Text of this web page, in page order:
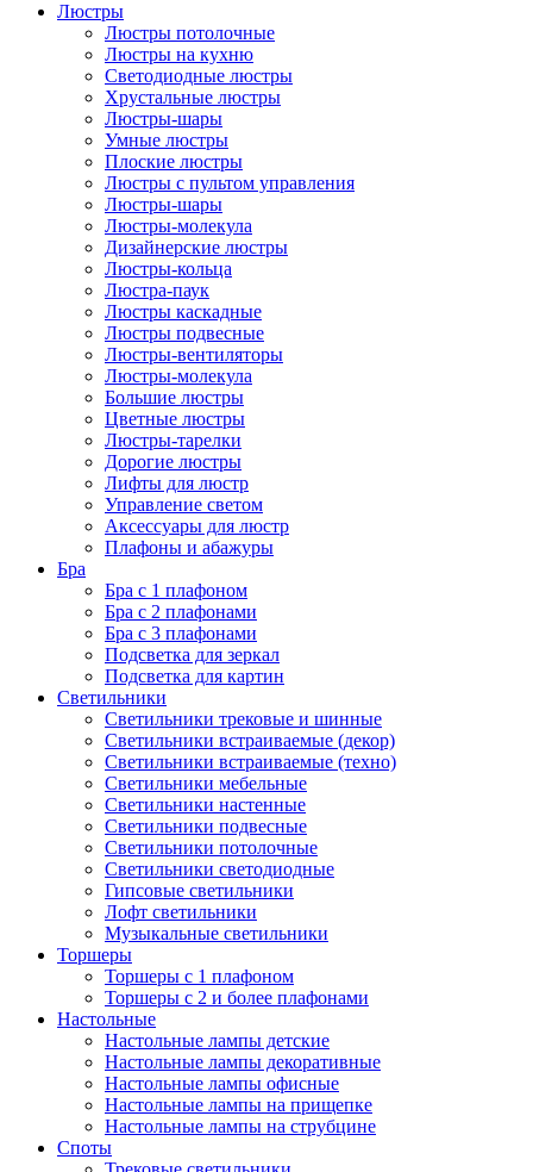
Люстры
Люстры потолочные
Люстры на кухню
Светодиодные люстры
Хрустальные люстры
Люстры-шары
Умные люстры
Плоские люстры
Люстры с пультом управления
Люстры-шары
Люстры-молекула
Дизайнерские люстры
Люстры-кольца
Люстра-паук
Люстры каскадные
Люстры подвесные
Люстры-вентиляторы
Люстры-молекула
Большие люстры
Цветные люстры
Люстры-тарелки
Дорогие люстры
Лифты для люстр
Управление светом
Аксессуары для люстр
Плафоны и абажуры
Бра
Бра с 1 плафоном
Бра с 2 плафонами
Бра с 3 плафонами
Подсветка для зеркал
Подсветка для картин
Светильники
Светильники трековые и шинные
Светильники встраиваемые (декор)
Светильники встраиваемые (техно)
Светильники мебельные
Светильники настенные
Светильники подвесные
Светильники потолочные
Светильники светодиодные
Гипсовые светильники
Лофт светильники
Музыкальные светильники
Торшеры
Торшеры с 1 плафоном
Торшеры с 2 и более плафонами
Настольные
Настольные лампы детские
Настольные лампы декоративные
Настольные лампы офисные
Настольные лампы на прищепке
Настольные лампы на струбцине
Споты